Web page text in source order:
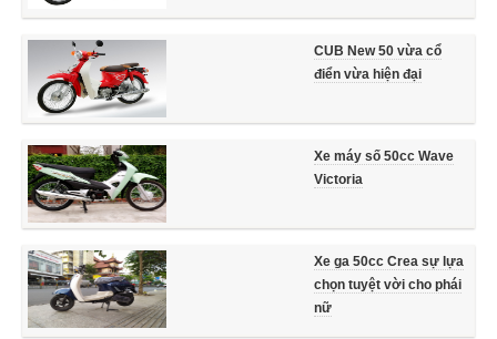
CUB New 50 vừa cổ
điển vừa hiện đại
Xe máy số 50cc Wave
Victoria
Xe ga 50cc Crea sự lựa
chọn tuyệt vời cho phái
nữ